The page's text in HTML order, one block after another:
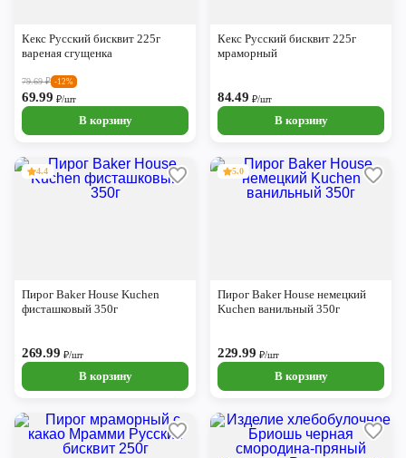
Кекс Русский бисквит 225г
вареная сгущенка
79.69₽ -12%
69.99₽/шт
В корзину
Кекс Русский бисквит 225г
мраморный
84.49₽/шт
В корзину
4.4
Пирог Baker House Kuchen
фисташковый 350г
269.99 ₽/шт
В корзину
5.0
Пирог Baker House немецкий
Kuchen ванильный 350г
229.99 ₽/шт
В корзину